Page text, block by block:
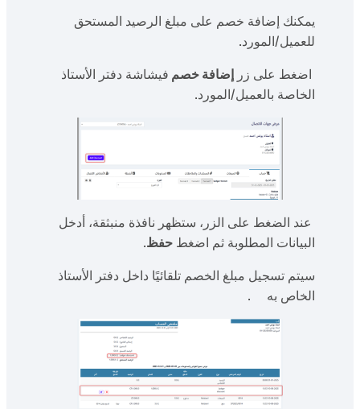
يمكنك إضافة خصم على مبلغ الرصيد المستحق
للعميل/المورد.
اضغط على زر إضافة خصم فيشاشة دفتر الأستاذ
الخاصة بالعميل/المورد.
عند الضغط على الزر، ستظهر نافذة منبثقة، أدخل
البيانات المطلوبة ثم اضغط حفظ.
سيتم تسجيل مبلغ الخصم تلقائيًا داخل دفتر الأستاذ
الخاص به .